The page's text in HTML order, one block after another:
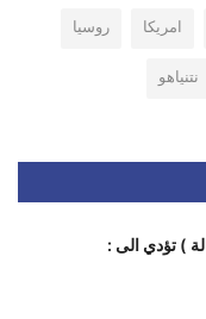
امريكا
روسيا
نتنياهو
) تؤدي الى :